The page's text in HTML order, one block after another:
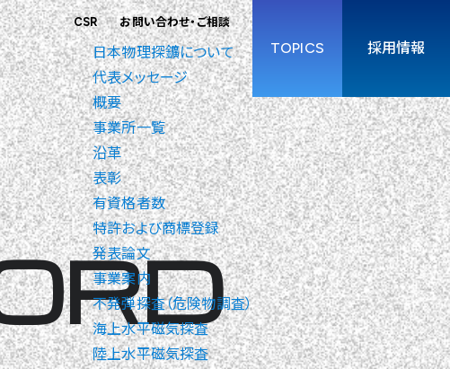
CSR お問い合わせ・ご相談
日本物理探鑛について
代表メッセージ
概要
事業所一覧
沿革
表彰
有資格者数
特許および商標登録
発表論文
事業案内
不発弾探査（危険物調査）
海上水平磁気探査
陸上水平磁気探査
TOPICS 採用情報